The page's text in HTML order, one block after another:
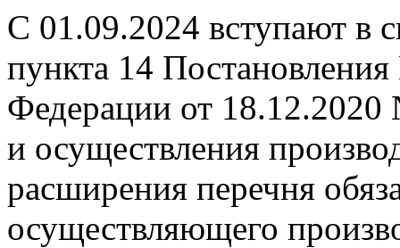
С 01.09.2024 вступают в
пункта 14
Федерации от
и осуществления
расширения перечня
осуществляющего